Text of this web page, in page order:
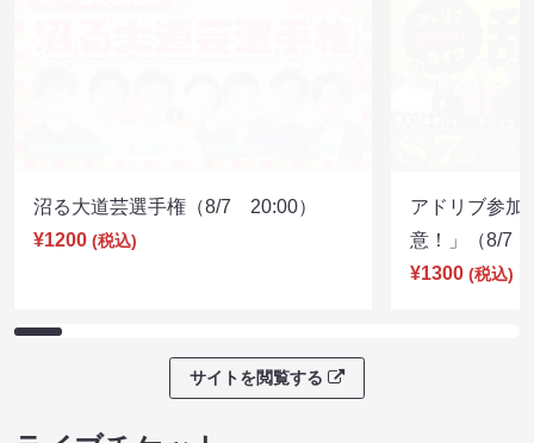
沼る大道芸選手権（8/7 20:00）
(税込)